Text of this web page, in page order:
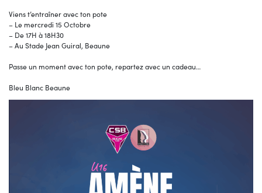
Viens t’entraîner avec ton pote
– Le mercredi 15 Octobre
– De 17H à 18H30
– Au Stade Jean Guiral, Beaune
Passe un moment avec ton pote, repartez avec un cadeau…
Bleu Blanc Beaune